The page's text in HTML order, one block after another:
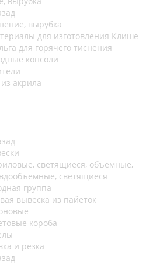
вырубка
для изготовления Клише
для горячего тиснения
консоли
акрила
светящиеся, объемные,
светящиеся
группа
вывеска из пайеток
короба
и резка